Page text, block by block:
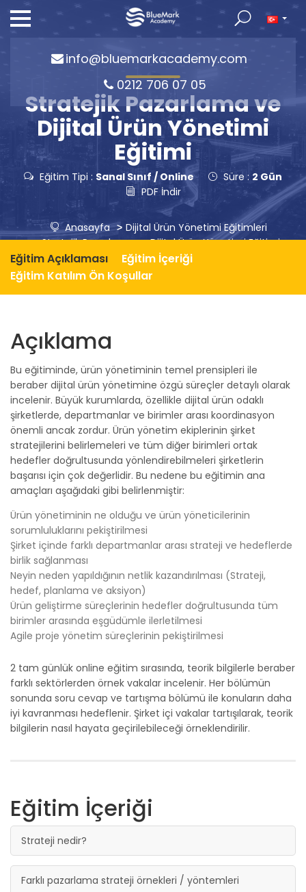
Stratejik Pazarlama ve
Dijital Ürün Yönetimi
Eğitimi
Eğitim Tipi : Sanal Sınıf / Online Süre : 2 Gün
PDF İndir
Anasayfa
Dijital Ürün Yönetimi Eğitimleri
Stratejik Pazarlama ve Dijital Ürün Yönetimi Eğitimi
Eğitim Açıklaması
Eğitim İçeriği
Eğitim Katılım Ön Koşullar
Açıklama
Bu eğitiminde, ürün yönetiminin temel prensipleri ile
beraber dijital ürün yönetimine özgü süreçler detaylı olarak
incelenir. Büyük kurumlarda, özellikle dijital ürün odaklı
şirketlerde, departmanlar ve birimler arası koordinasyon
önemli ancak zordur. Ürün yönetim ekiplerinin şirket
stratejilerini belirlemeleri ve tüm diğer birimleri ortak
hedefler doğrultusunda yönlendirebilmeleri şirketlerin
başarısı için çok değerlidir. Bu nedene bu eğitimin ana
amaçları aşağıdaki gibi belirlenmiştir:
Ürün yönetiminin ne olduğu ve ürün yöneticilerinin
sorumluluklarını pekiştirilmesi
Şirket içinde farklı departmanlar arası strateji ve hedeflerde
birlik sağlanması
Neyin neden yapıldığının netlik kazandırılması (Strateji,
hedef, planlama ve aksiyon)
Ürün geliştirme süreçlerinin hedefler doğrultusunda tüm
birimler arasında eşgüdümle ilerletilmesi
Agile proje yönetim süreçlerinin pekiştirilmesi
2 tam günlük online eğitim sırasında, teorik bilgilerle beraber
farklı sektörlerden örnek vakalar incelenir. Her bölümün
sonunda soru cevap ve tartışma bölümü ile konuların daha
iyi kavranması hedeflenir. Şirket içi vakalar tartışılarak, teorik
bilgilerin nasıl hayata geçirilebileceği örneklendirilir.
Eğitim İçeriği
Strateji nedir?
Farklı pazarlama strateji örnekleri / yöntemleri
info@bluemarkacademy.com
0212 706 07 05